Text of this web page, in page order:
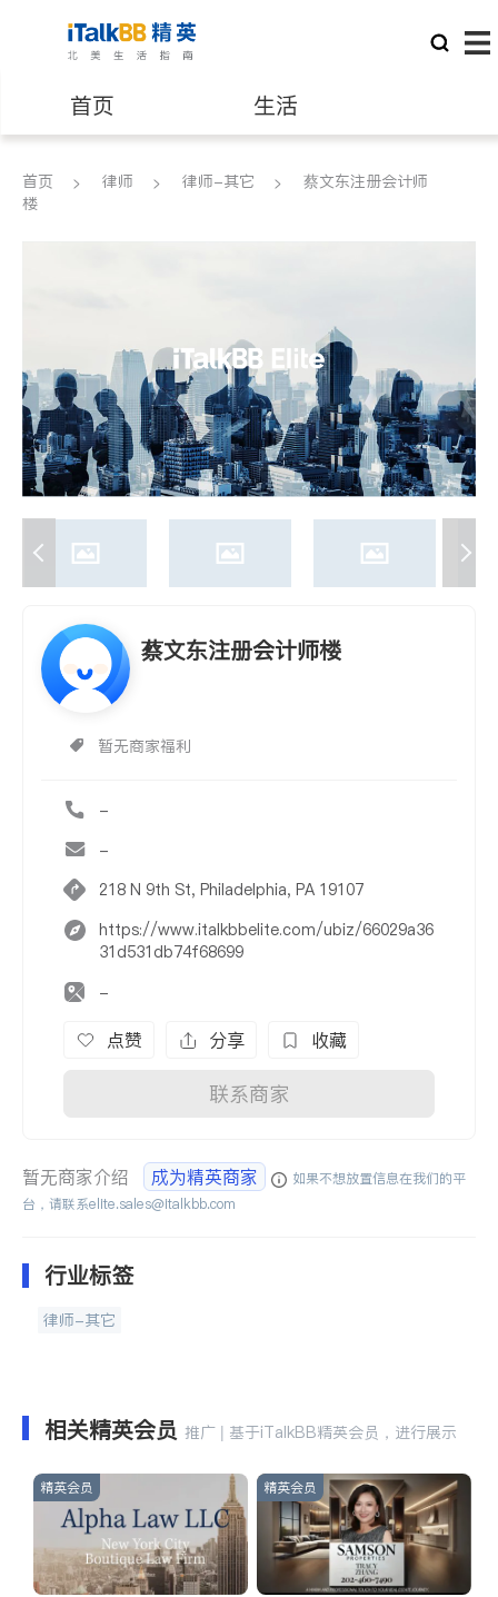
首页 生活
医生 律师
养老 非盈利组织
首页 律师 律师-其它
蔡文东注册会计师
楼
蔡文东注册会计师楼
暂无商家福利
-
-
218 N 9th St, Philadelphia, PA 19107
https://www.italkbbelite.com/ubiz/66029a36
31d531db74f68699
-
点赞 分享 收藏
联系商家
暂无商家介绍 成为精英商家
如果不想放置信息在我们的平
台，请联系elite.sales@italkbb.com
行业标签
律师-其它
相关精英会员 推广 | 基于iTalkBB精英会员，进行展示
精英会员 精英会员